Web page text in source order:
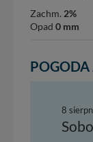
Zachm. 2%
Opad 0 mm
POGODA
8